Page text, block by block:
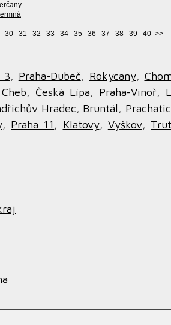
30 31 32 33 34 35 36 37 38 39 40 >>
3, Praha-Dubeč, Rokycany,
Cheb, Česká Lípa, Praha-Vinoř,
Hradec, Bruntál,
, Praha 11 , Klatovy, Vyškov,